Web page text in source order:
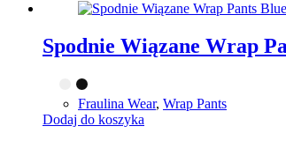
Spodnie Wiązane Wrap
Fraulina Wear, Wrap Pants
Dodaj do koszyka